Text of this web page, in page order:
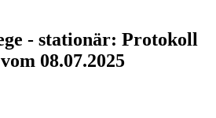
- stationär: Protokoll
08.07.2025